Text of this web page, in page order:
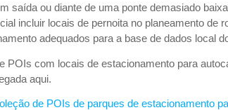
saída ou diante de uma ponte demasiado
incluir locais de pernoita no planeamento de
adequados para a base de dados local
POIs com locais de estacionamento para
aqui.
de POIs de parques de estacionamento